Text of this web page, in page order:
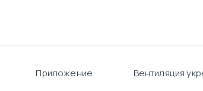
Приложение Вентиляция